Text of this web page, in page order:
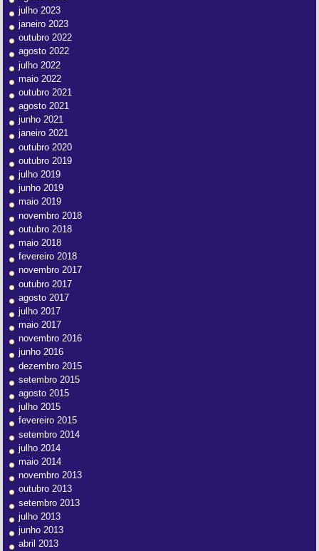
julho 2023
janeiro 2023
outubro 2022
agosto 2022
julho 2022
maio 2022
outubro 2021
agosto 2021
junho 2021
janeiro 2021
outubro 2020
outubro 2019
julho 2019
junho 2019
maio 2019
novembro 2018
outubro 2018
maio 2018
fevereiro 2018
novembro 2017
outubro 2017
agosto 2017
julho 2017
maio 2017
novembro 2016
junho 2016
dezembro 2015
setembro 2015
agosto 2015
julho 2015
fevereiro 2015
setembro 2014
julho 2014
maio 2014
novembro 2013
outubro 2013
setembro 2013
julho 2013
junho 2013
abril 2013